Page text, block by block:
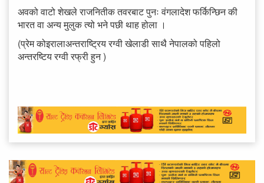
अवको वाटो शेखले राजनितीक तवरबाट पुनः वंगलादेश फर्किन्छिन की
भारत वा अन्य मुलुक त्यो भने पछी थाह होला ।
(प्रेम कोइरालाअन्तराष्ट्रिय रग्वी खेलाडी साथै नेपालको पहिलो
अन्तरष्टिय रग्वी रफ्री हुन )